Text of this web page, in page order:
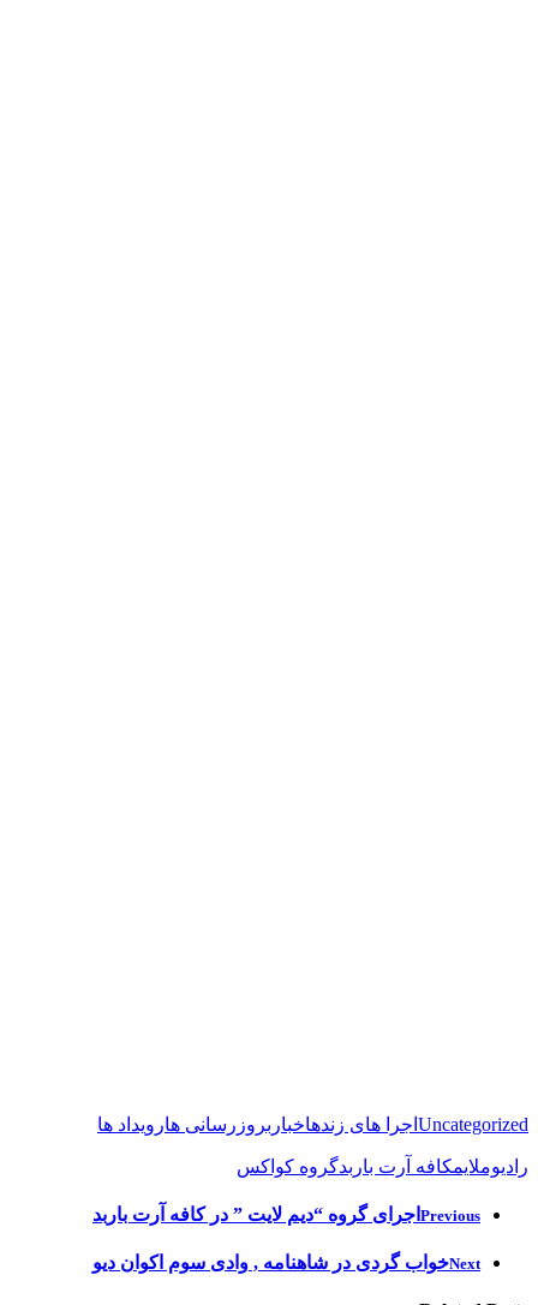
Uncategorized اجرا های زندهاخبار بروزرسانی هارویداد ها
رادیوملایمکافه آرت باربدگروه کواکس
Previous اجرای گروه “دیم لایت ” در کافه آرت باربد
Nextخواب گردی در شاهنامه , وادی سوم اکوان دیو